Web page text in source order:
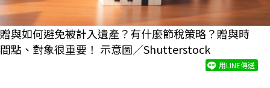
贈與如何避免被計入遺產？有什麼節稅策略？贈與時
間點、對象很重要！ 示意圖／Shutterstock
用LINE傳送